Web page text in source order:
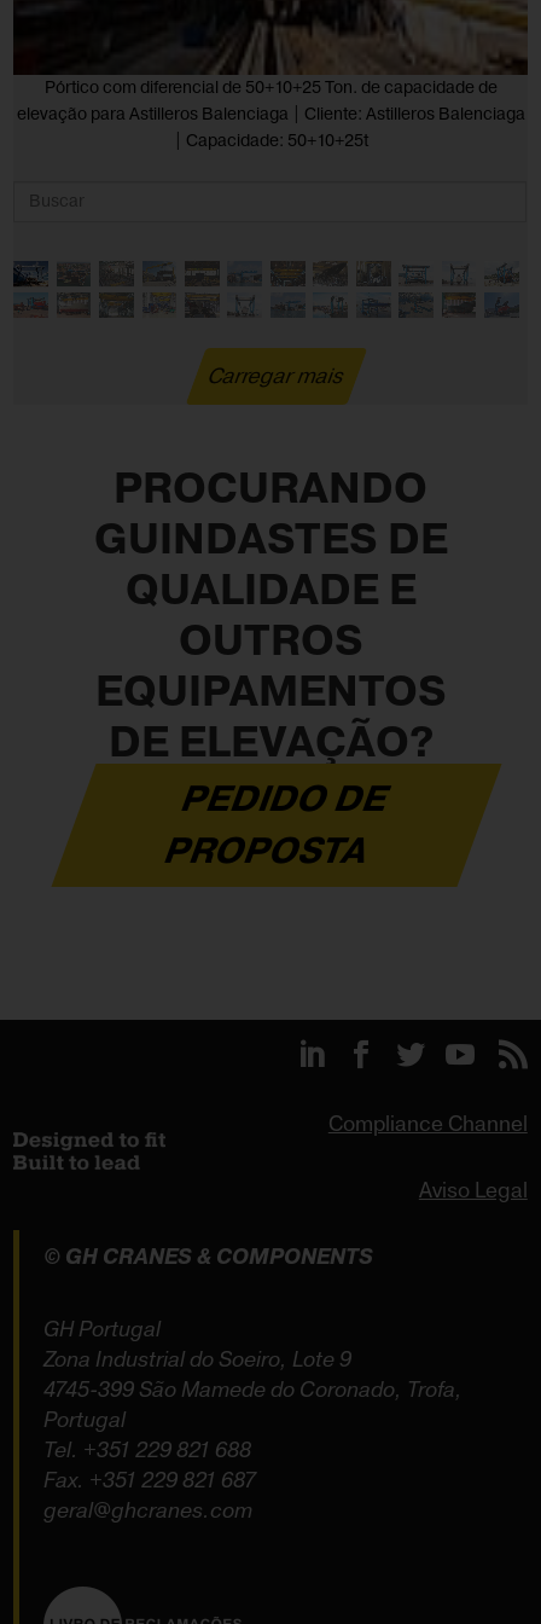
Pórtico com diferencial de 50+10+25 Ton. de capacidade de
elevação para Astilleros Balenciaga | Cliente: Astilleros Balenciaga
| Capacidade: 50+10+25t
Carregar mais
PROCURANDO
GUINDASTES DE
QUALIDADE E
OUTROS
EQUIPAMENTOS
DE ELEVAÇÃO?
PEDIDO DE
PROPOSTA
Compliance Channel
Aviso Legal
© GH CRANES & COMPONENTS
GH Portugal
Zona Industrial do Soeiro, Lote 9
4745-399 São Mamede do Coronado, Trofa,
Portugal
Tel. +351 229 821 688
Fax. +351 229 821 687
geral@ghcranes.com